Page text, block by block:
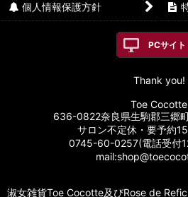
個人情報保護方針
PCサイト
Thank you!
Toe Cocotte
636-0822奈良県生駒郡三郷
サロン不定休・要予約
0745-60-0257(電話受付
淑女雑貨Toe Cocotte及びRose de